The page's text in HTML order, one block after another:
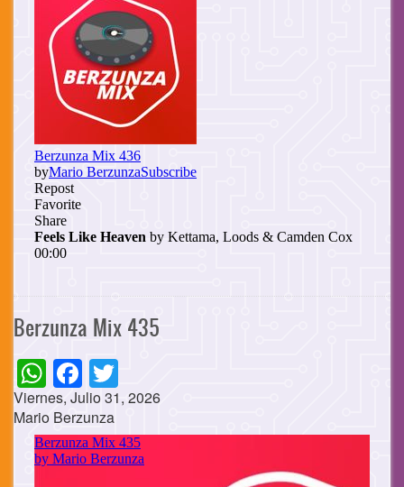
Berzunza Mix 435
WhatsApp
Facebook
Viernes, Julio 31, 2026
Mario Berzunza
Cuerpo